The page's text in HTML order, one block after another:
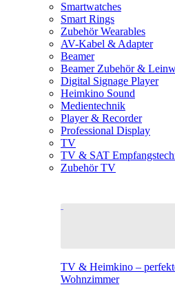
Smartwatches
Smart Rings
Zubehör Wearables
AV-Kabel & Adapter
Beamer
Beamer Zubehör &
Digital Signage Player
Heimkino Sound
Medientechnik
Player & Recorder
Professional Display
TV
TV & SAT
Zubehör TV
TV & Heimkino –
Wohnzimmer